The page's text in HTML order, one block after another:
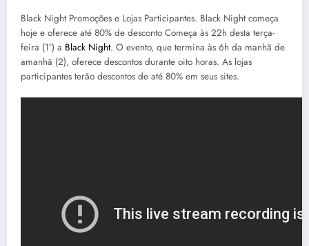
Black Night Promoções e Lojas Participantes. Black Night começa
hoje e oferece até 80% de desconto Começa às 22h desta terça-
feira (1°) a Black Night. O evento, que termina às 6h da manhã de
amanhã (2), oferece descontos durante oito horas. As lojas
participantes terão descontos de até 80% em seus sites.